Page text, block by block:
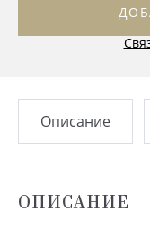
Описание
ОПИСАНИЕ